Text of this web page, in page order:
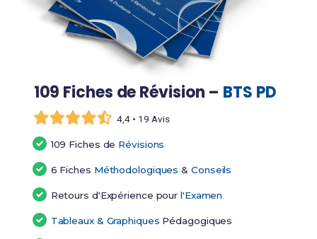
109 Fiches de Révision – BTS PD
4,4 • 19 Avis
109 Fiches de Révisions
6 Fiches Méthodologiques &Conseils
Retours d'Expérience pourl'Examen
Tableaux & Graphiques Pédagogiques